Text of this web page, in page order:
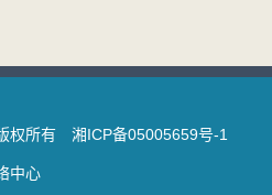
权所有 湘ICP备05005659号-1
中心